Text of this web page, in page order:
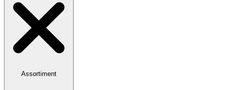
Assortiment